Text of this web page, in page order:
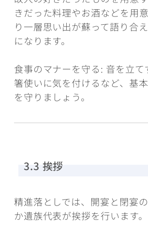
きだった料理やお酒などを用
り一層思い出が蘇って語り合
になります。
食事のマナーを守る: 音を立て
箸使いに気を付けるなど、基
を守りましょう。
3.3 挨拶
精進落としでは、開宴と閉宴
か遺族代表が挨拶を行います。